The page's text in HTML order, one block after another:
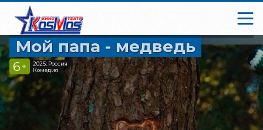
Мой папа - медведь
6 +
2025, Россия
Комедия